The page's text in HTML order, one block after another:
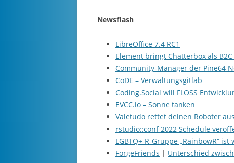
Newsflash
LibreOffice 7.4 RC1
Element bringt Chatterbox als
Community-Manager der Pine64
CoDE – Verwaltungsgitlab
Coding.Social will FLOSS
EVCC.io – Sonne tanken
Valetudo rettet deinen Roboter
rstudio::conf 2022 Schedule
LGBTQ+-R-Gruppe „RainbowR“
ForgeFriends | Unterschied